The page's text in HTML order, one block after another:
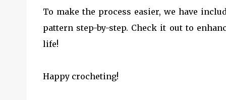
To make the process easier, we have
pattern step-by-step. Check it out to
life!
Happy crocheting!